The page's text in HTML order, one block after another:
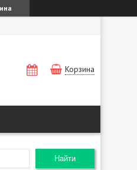
Корзина
Найти